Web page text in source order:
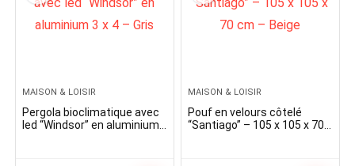
MAISON & LOISIR
Pergola bioclimatique avec
led “Windsor” en aluminium
MAISON & LOISIR
Pouf en velours côtelé
“Santiago” – 105 x 105 x 70